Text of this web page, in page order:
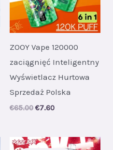
ZOOY Vape 120000
zaciągnięć Inteligentny
Wyświetlacz Hurtowa
Sprzedaż Polska
€65.00 Original
€65.00.
€7.60Current
€7.60.